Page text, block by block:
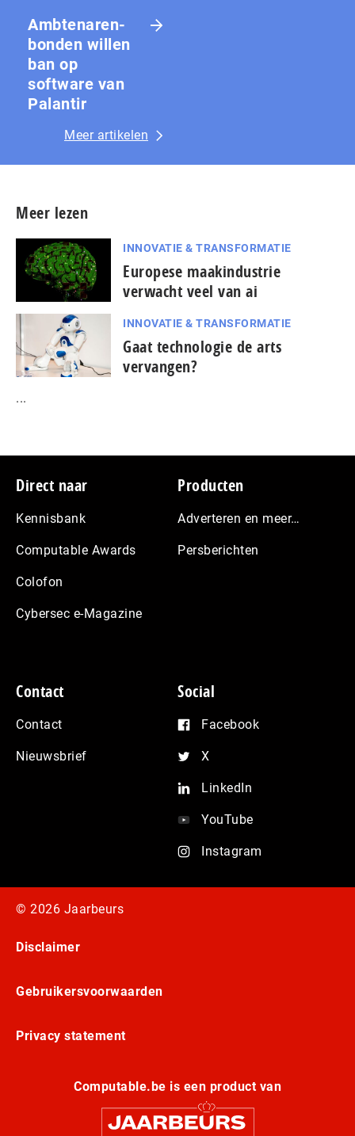
Amb­te­na­ren­
bon­den willen
ban op
software van
Palantir
Meer artikelen
Meer lezen
INNOVATIE & TRANSFORMATIE
Europese maakindustrie
verwacht veel van ai
INNOVATIE & TRANSFORMATIE
Gaat technologie de arts
vervangen?
...
Footer
Direct naar
Kennisbank
Computable Awards
Colofon
Cybersec e-Magazine
Producten
Adverteren en meer…
Persberichten
Contact
Contact
Nieuwsbrief
Social
Facebook
X
LinkedIn
YouTube
Instagram
© 2026 Jaarbeurs
Disclaimer
Gebruikersvoorwaarden
Privacy statement
Computable.be is een product van